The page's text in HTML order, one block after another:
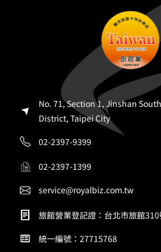
No. 71, Section 1, Jinshan
District, Taipei City
02-2397-9399
02-2397-1399
service@royalbiz.com.tw
旅館營業登記證：台北市旅館310
統一編號：27715768